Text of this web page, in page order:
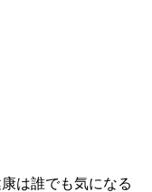
は誰でも気になる